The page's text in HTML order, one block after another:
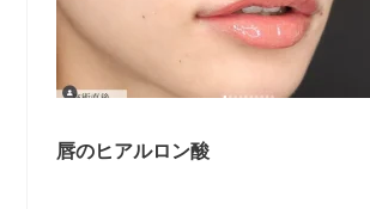
唇のヒアルロン酸